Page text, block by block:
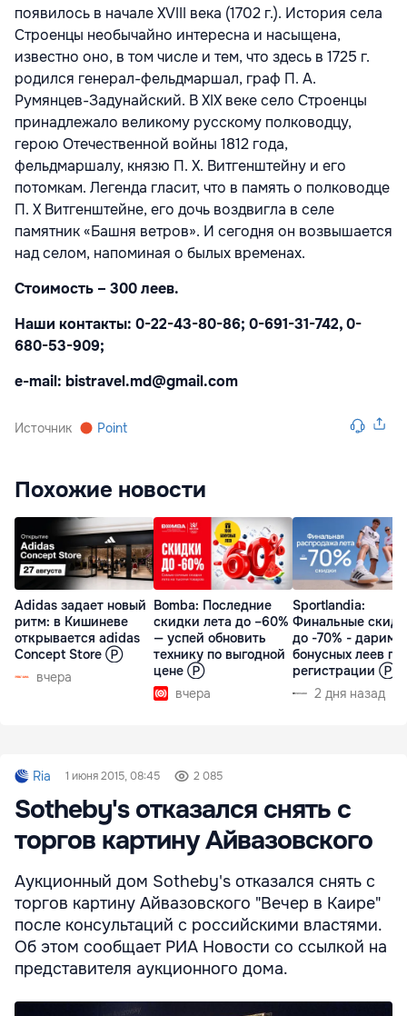
появилось в начале XVIII века (1702 г.). История села
Строенцы необычайно интересна и насыщена,
известно оно, в том числе и тем, что здесь в 1725 г.
родился генерал-фельдмаршал, граф П. А.
Румянцев-Задунайский. В XIX веке село Строенцы
принадлежало великому русскому полководцу,
герою Отечественной войны 1812 года,
фельдмаршалу, князю П. Х. Витгенштейну и его
потомкам. Легенда гласит, что в память о полководце
П. Х Витгенштейне, его дочь воздвигла в селе
памятник «Башня ветров». И сегодня он возвышается
над селом, напоминая о былых временах.
Стоимость – 300 леев.
Наши контакты: 0-22-43-80-86; 0-691-31-742, 0-
680-53-909;
e-mail: bistravel.md@gmail.com
Источник Point
Похожие новости
Adidas задает новый
ритм: в Кишиневе
открывается adidas
Concept Store Ⓟ
вчера
Bomba: Последние
скидки лета до –60%
— успей обновить
технику по выгодной
цене Ⓟ
вчера
Sportlandia:
Финальные
до -70% - дарим
бонусных леев
регистрации Ⓟ
2 дня назад
Ria 1 июня 2015, 08:45 2 085
Sotheby's отказался снять с
торгов картину Айвазовского
Аукционный дом Sotheby's отказался снять с
торгов картину Айвазовского "Вечер в Каире"
после консультаций с российскими властями.
Об этом сообщает РИА Новости со ссылкой на
представителя аукционного дома.